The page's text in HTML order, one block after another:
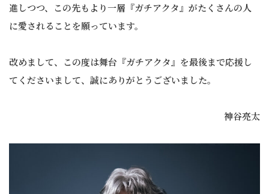
進しつつ、この先もより一層『ガチアクタ』がたくさんの人
に愛されることを願っています。
改めまして、この度は舞台『ガチアクタ』を最後まで応援し
てくださいまして、誠にありがとうございました。
神谷亮太